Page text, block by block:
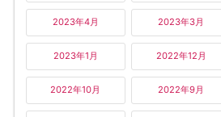
2023年4月 2023年3月
2023年1月 2022年12月
2022年10月 2022年9月